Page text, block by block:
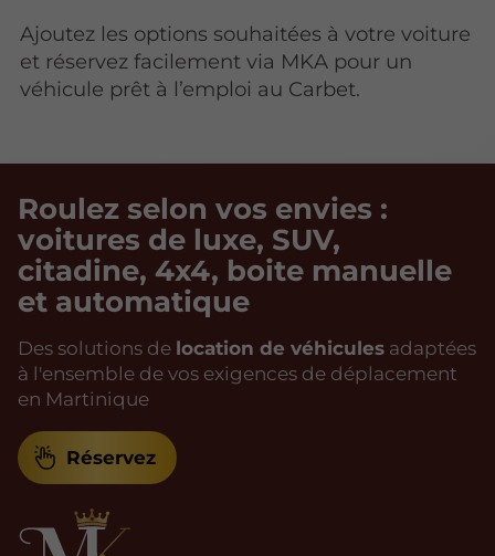
Ajoutez les options souhaitées à votre voiture
et réservez facilement via MKA pour un
véhicule prêt à l’emploi au Carbet.
Roulez selon vos envies :
voitures de luxe, SUV,
citadine, 4x4, boite manuelle
et automatique
Des solutions de location de véhicules adaptées
à l'ensemble de vos exigences de déplacement
en Martinique
Réservez